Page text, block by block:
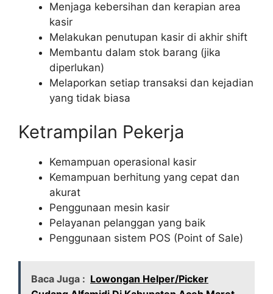
Menjaga kebersihan dan kerapian area
kasir
Melakukan penutupan kasir di akhir shift
Membantu dalam stok barang (jika
diperlukan)
Melaporkan setiap transaksi dan kejadian
yang tidak biasa
Ketrampilan Pekerja
Kemampuan operasional kasir
Kemampuan berhitung yang cepat dan
akurat
Penggunaan mesin kasir
Pelayanan pelanggan yang baik
Penggunaan sistem POS (Point of Sale)
Baca Juga : Lowongan Helper/Picker